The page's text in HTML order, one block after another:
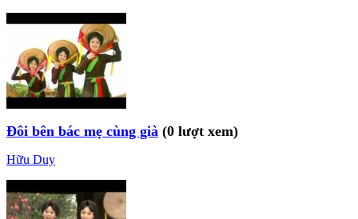
Đôi bên bác mẹ cùng già (0 lượt xem)
Hữu Duy